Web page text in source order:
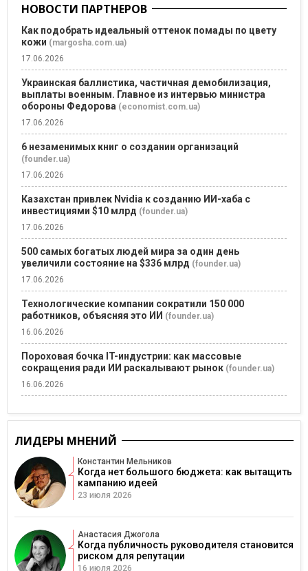
НОВОСТИ ПАРТНЕРОВ
Как подобрать идеальный оттенок помады по цвету
кожи (margosha.com.ua)
17.06.2026
Украинская баллистика, частичная демобилизация,
выплаты военным. Главное из интервью министра
обороны Федорова (economist.com.ua)
17.06.2026
6 незаменимых книг о создании организаций
(founder.ua)
17.06.2026
Казахстан привлек Nvidia к созданию ИИ-хаба с
инвестициями $10 млрд (founder.ua)
17.06.2026
500 самых богатых людей мира за один день
увеличили состояние на $336 млрд (founder.ua)
17.06.2026
Технологические компании сократили 150 000
работников, объясняя это ИИ (founder.ua)
16.06.2026
Пороховая бочка IT-индустрии: как массовые
сокращения ради ИИ раскалывают рынок (founder.ua)
16.06.2026
ЛИДЕРЫ МНЕНИЙ
Константин Мельников
Когда нет большого бюджета: как вытащить
кампанию идеей
23 июля 2026
Анастасия Джогола
Когда публичность руководителя становится
риском для репутации
16 июля 2026